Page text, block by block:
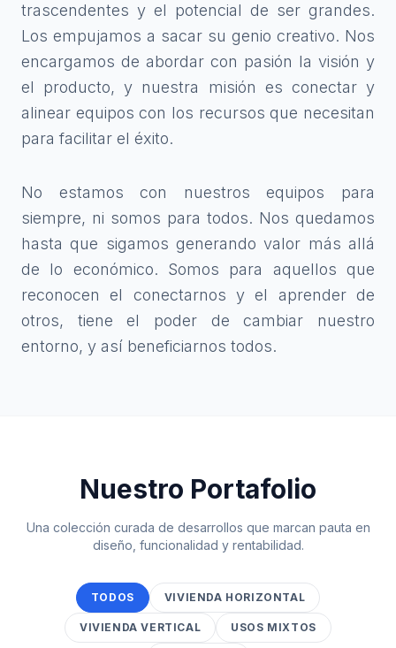
trascendentes y el potencial de ser grandes.
Los empujamos a sacar su genio creativo. Nos
encargamos de abordar con pasión la visión y
el producto, y nuestra misión es conectar y
alinear equipos con los recursos que necesitan
para facilitar el éxito.
No estamos con nuestros equipos para
siempre, ni somos para todos. Nos quedamos
hasta que sigamos generando valor más allá
de lo económico. Somos para aquellos que
reconocen el conectarnos y el aprender de
otros, tiene el poder de cambiar nuestro
entorno, y así beneficiarnos todos.
Nuestro Portafolio
Una colección curada de desarrollos que marcan pauta en
diseño, funcionalidad y rentabilidad.
TODOS VIVIENDA HORIZONTAL
VIVIENDA VERTICAL USOS MIXTOS